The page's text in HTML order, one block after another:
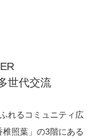
世代交流
れるコミュニティ広
照葉」の3階にある